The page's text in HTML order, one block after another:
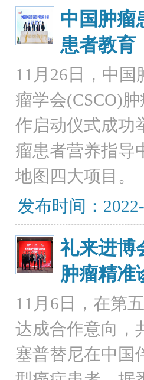
中国肿瘤
患者教育
11月26日，中
瘤学会(CSCO)
作启动仪式成功
瘤患者营养指导
地图四大项目。‍
发布时间：
礼来进博
肿瘤精准
11月6日，在第
达成合作意向，
塞普替尼在中国